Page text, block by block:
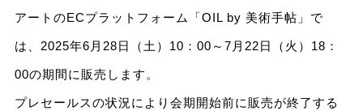
アートのECプラットフォーム「OIL by 美術手帖」で
は、2025年6月28日（土）10：00～7月22日（火）18：
00の期間に販売します。
プレセールスの状況により会期開始前に販売が終了する